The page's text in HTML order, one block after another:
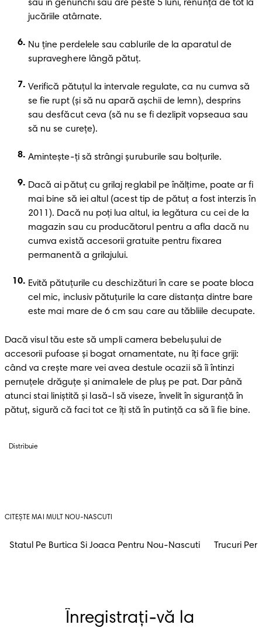
sau în genunchi sau are peste 5 luni, renunţă de tot la
jucăriile atârnate.
Nu ţine perdelele sau cablurile de la aparatul de
supraveghere lângă pătuţ.
Verifică pătuţul la intervale regulate, ca nu cumva să
se fie rupt (şi să nu apară aşchii de lemn), desprins
sau desfăcut ceva (să nu se fi dezlipit vopseaua sau
să nu se cureţe).
Aminteşte-ţi să strângi şuruburile sau bolţurile.
Dacă ai pătuţ cu grilaj reglabil pe înălţime, poate ar fi
mai bine să iei altul (acest tip de pătuţ a fost interzis în
2011). Dacă nu poţi lua altul, ia legătura cu cei de la
magazin sau cu producătorul pentru a afla dacă nu
cumva există accesorii gratuite pentru fixarea
permanentă a grilajului.
Evită pătuţurile cu deschizături în care se poate bloca
cel mic, inclusiv pătuţurile la care distanţa dintre bare
este mai mare de 6 cm sau care au tăbliile decupate.
Dacă visul tău este să umpli camera bebeluşului de
accesorii pufoase şi bogat ornamentate, nu îţi face griji:
când va creşte mare vei avea destule ocazii să îi întinzi
pernuţele drăguţe şi animalele de pluş pe pat. Dar până
atunci stai liniştită şi lasă-l să viseze, învelit în siguranţă în
pătuţ, sigură că faci tot ce îţi stă în putinţă ca să îi fie bine.
Distribuie
CITEȘTE MAI MULT NOU-NASCUTI
Statul Pe Burtica Si Joaca Pentru Nou-Nascuti Trucuri
Înregistrați-vă la